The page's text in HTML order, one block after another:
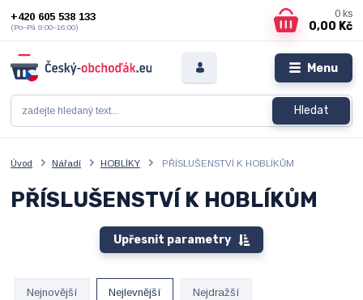
Menu
Hledat
+420 605 538 133
(Po–Pá 9:00–16:00)
0 ks
0,00 Kč
Úvod Nářadí HOBLÍKY PŘÍSLUŠENSTVÍ K HOBLÍKŮM
PŘÍSLUŠENSTVÍ K HOBLÍKŮM
Upřesnit parametry
Nejnovější Nejlevnější Nejdražší